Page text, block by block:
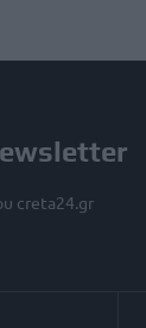
creta24.gr